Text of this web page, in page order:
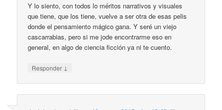
Y lo siento, con todos lo méritos narrativos y visuales
que tiene, que los tiene, vuelve a ser otra de esas pelis
donde el pensamiento mágico gana. Y seré un viejo
cascarrabias, pero si me jode encontrarme eso en
general, en algo de ciencia ficción ya ni te cuento.
Responder ↓